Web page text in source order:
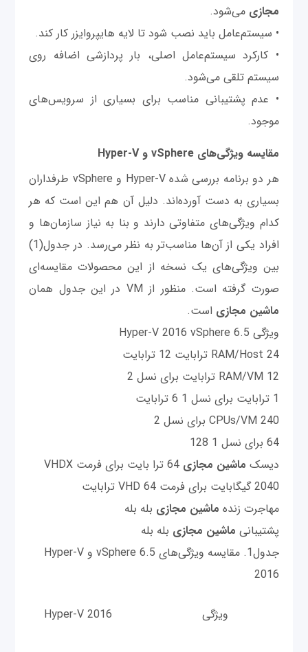
مجازی می‌شود.
• سیستم‌عامل باید نصب شود تا لایه هایپروایزر کار کند.
• کارکرد سیستم‌عامل اصلی، بار پردازشی اضافه روی
سیستم تلقی می‌شود.
• عدم پشتیبانی مناسب برای بسیاری از سرویس‌های
موجود.
مقایسه ویژگی‌های vSphere و Hyper-V
هر دو برنامه بررسی شده Hyper-V و vSphere طرفداران
بسیاری به دست آورده‌اند. دلیل آن هم این است که هر
کدام ویژگی‌های متفاوتی دارند و بنا به نیاز سازمان‌ها و
افراد یکی از آن‌ها مناسب‌تر به نظر می‌رسد. در جدول(1)
بین ویژگی‌های یک نسخه از این محصولات مقایسه‌ای
صورت گرفته است. منظور از VM در این جدول همان
ماشین مجازی است.
ویژگی Hyper-V 2016 vSphere 6.5
RAM/Host 24 ترابایت 12 ترابایت
RAM/VM 12 ترابایت برای نسل 2
1 ترابایت برای نسل 1 6 ترابایت
CPUs/VM 240 برای نسل 2
64 برای نسل 1 128
دیسک ماشین مجازی 64 ترا بایت برای فرمت VHDX
2040 گیگابایت برای فرمت VHD 64 ترابایت
مهاجرت زنده ماشین مجازی بله بله
پشتیبانی ماشین مجازی بله بله
جدول1. مقایسه ویژگی‌های vSphere 6.5 و Hyper-V
2016
ویژگی Hyper-V 2016